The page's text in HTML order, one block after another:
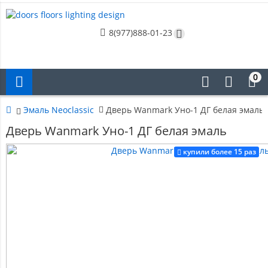
8(977)888-01-23
0
Эмаль Neoclassic Дверь Wanmark Уно-1 ДГ белая эмаль
Дверь Wanmark Уно-1 ДГ белая эмаль
купили более 15 раз